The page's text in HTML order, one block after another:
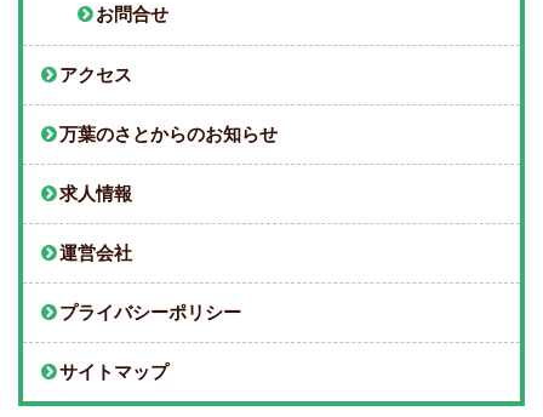
お問合せ
アクセス
万葉のさとからのお知らせ
求人情報
運営会社
プライバシーポリシー
サイトマップ